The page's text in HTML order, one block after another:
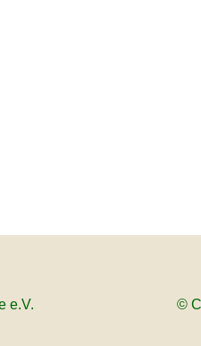
e.V.
©